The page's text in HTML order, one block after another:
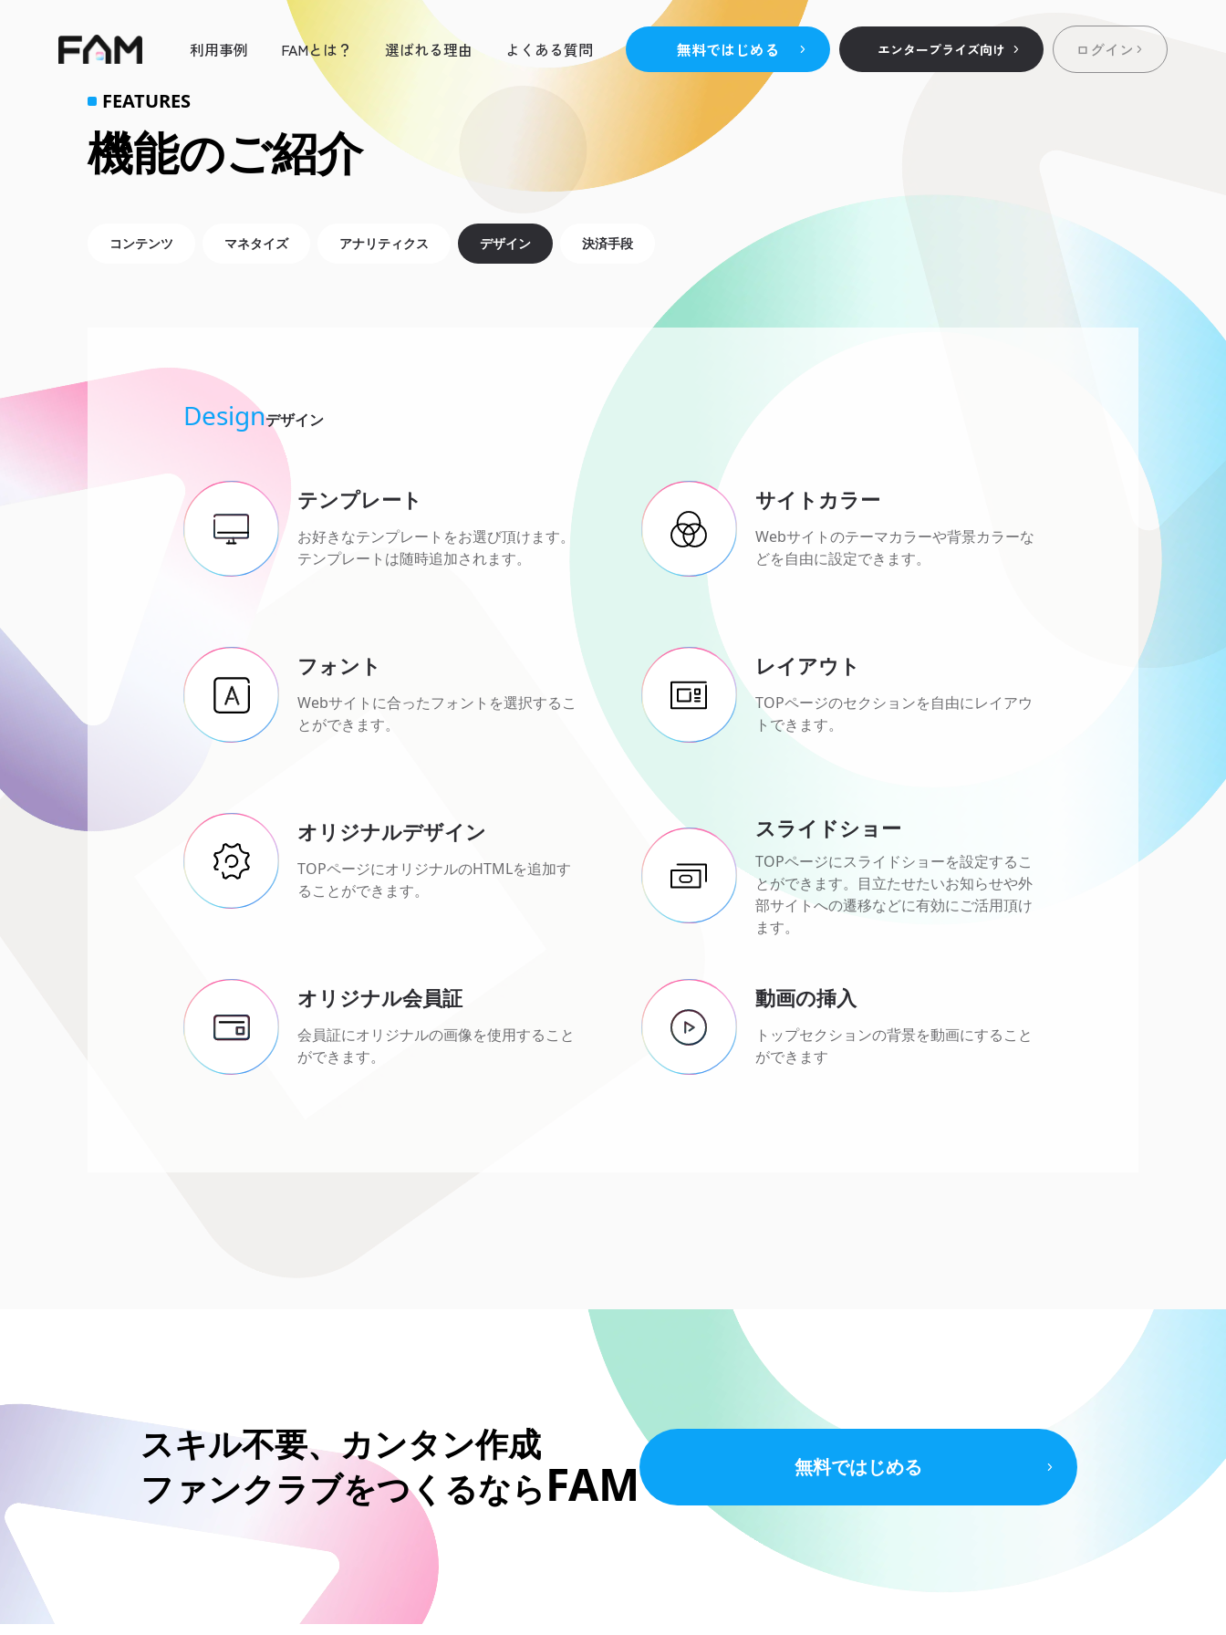
利用事例 FAMとは？ 選ばれる理由 よくある質問 無料ではじめる エンタープライズ向け ログイン
FEATURES
機能のご紹介
コンテンツ マネタイズ アナリティクス デザイン 決済手段
Designデザイン
テンプレート
お好きなテンプレートをお選び頂けます。
テンプレートは随時追加されます。
サイトカラー
Webサイトのテーマカラーや背景カラーな
どを自由に設定できます。
フォント
Webサイトに合ったフォントを選択するこ
とができます。
レイアウト
TOPページのセクションを自由にレイアウ
トできます。
オリジナルデザイン
TOPページにオリジナルのHTMLを追加す
ることができます。
スライドショー
TOPページにスライドショーを設定するこ
とができます。目立たせたいお知らせや外
部サイトへの遷移などに有効にご活用頂け
ます。
オリジナル会員証
会員証にオリジナルの画像を使用すること
ができます。
動画の挿入
トップセクションの背景を動画にすること
ができます
スキル不要、カンタン作成
ファンクラブをつくるならFAM 無料ではじめる